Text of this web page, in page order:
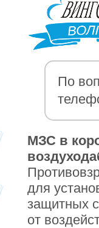
По
МЗС в
для
защитных
от